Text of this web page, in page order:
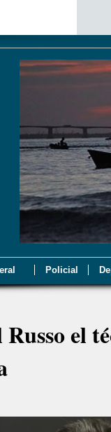
Policial
el